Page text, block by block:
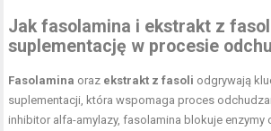
Jak fasolamina i ekstrakt z
suplementację w procesie
Fasolamina oraz ekstrakt z fasoli odgrywają
suplementacji, która wspomaga proces
inhibitor alfa-amylazy, fasolamina blokuje enzymy